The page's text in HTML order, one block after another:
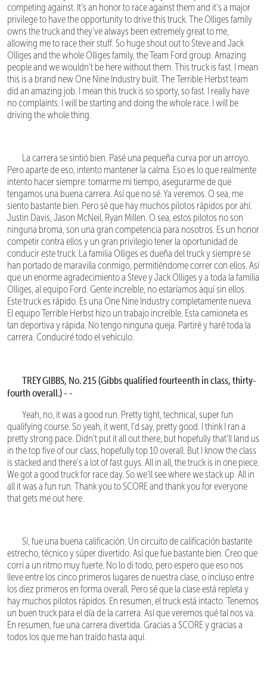
competing against. It's an honor to race against them and it's a major
privilege to have the opportunity to drive this truck. The Olliges family
owns the truck and they've always been extremely great to me,
allowing me to race their stuff. So huge shout out to Steve and Jack
Olliges and the whole Olliges family, the Team Ford group. Amazing
people and we wouldn't be here without them. This truck is fast. I mean
this is a brand new One Nine Industry built. The Terrible Herbst team
did an amazing job. I mean this truck is so sporty, so fast. I really have
no complaints. I will be starting and doing the whole race. I will be
driving the whole thing.
La carrera se sintió bien. Pasé una pequeña curva por un arroyo.
Pero aparte de eso, intento mantener la calma. Eso es lo que realmente
intento hacer siempre: tomarme mi tiempo, asegurarme de que
tengamos una buena carrera. Así que no sé. Ya veremos. O sea, me
siento bastante bien. Pero sé que hay muchos pilotos rápidos por ahí.
Justin Davis, Jason McNeil, Ryan Millen. O sea, estos pilotos no son
ninguna broma, son una gran competencia para nosotros. Es un honor
competir contra ellos y un gran privilegio tener la oportunidad de
conducir este truck. La familia Olliges es dueña del truck y siempre se
han portado de maravilla conmigo, permitiéndome correr con ellos. Así
que un enorme agradecimiento a Steve y Jack Olliges y a toda la familia
Olliges, al equipo Ford. Gente increíble, no estaríamos aquí sin ellos.
Este truck es rápido. Es una One Nine Industry completamente nueva.
El equipo Terrible Herbst hizo un trabajo increíble. Esta camioneta es
tan deportiva y rápida. No tengo ninguna queja. Partiré y haré toda la
carrera. Conduciré todo el vehículo.
TREY GIBBS, No. 215 (Gibbs qualified fourteenth in class, thirty-
fourth overall.) - -
Yeah, no, it was a good run. Pretty tight, technical, super fun
qualifying course. So yeah, it went, I'd say, pretty good. I think I ran a
pretty strong pace. Didn't put it all out there, but hopefully that'll land us
in the top five of our class, hopefully top 10 overall. But I know the class
is stacked and there's a lot of fast guys. All in all, the truck is in one piece.
We got a good truck for race day. So we'll see where we stack up. All in
all it was a fun run. Thank you to SCORE and thank you for everyone
that gets me out here.
Sí, fue una buena calificación. Un circuito de calificación bastante
estrecho, técnico y súper divertido. Así que fue bastante bien. Creo que
corrí a un ritmo muy fuerte. No lo di todo, pero espero que eso nos
lleve entre los cinco primeros lugares de nuestra clase, o incluso entre
los diez primeros en forma overall. Pero sé que la clase está repleta y
hay muchos pilotos rápidos. En resumen, el truck está intacto. Tenemos
un buen truck para el día de la carrera. Así que veremos qué tal nos va.
En resumen, fue una carrera divertida. Gracias a SCORE y gracias a
todos los que me han traído hasta aquí.